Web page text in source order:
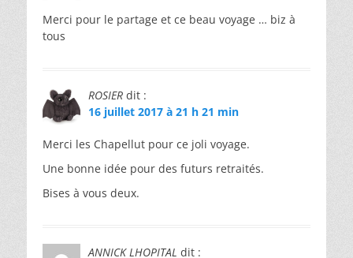
Merci pour le partage et ce beau voyage … biz à
tous
ROSIER dit :
16 juillet 2017 à 21 h 21 min
Merci les Chapellut pour ce joli voyage.
Une bonne idée pour des futurs retraités.
Bises à vous deux.
ANNICK LHOPITAL dit :